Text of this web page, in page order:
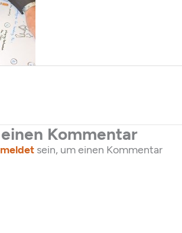
Kommentar
sein, um einen Kommentar